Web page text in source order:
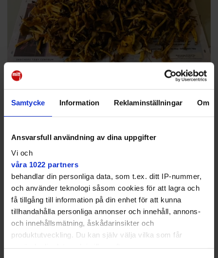
Samtycke Information Reklaminställningar Om
Ansvarsfull användning av dina uppgifter
Vi och
våra 1022 partners
behandlar din personliga data, som t.ex. ditt IP-nummer,
och använder teknologi såsom cookies för att lagra och
få tillgång till information på din enhet för att kunna
tillhandahålla personliga annonser och innehåll, annons-
och innehållsmätning, åskådarinsikter och
produktutveckling. Du kan själv välja vilka som får
En vanlig vecka plockar Oliver runt 30 liter svamp. Ofta blir det stora
mängder trattkantareller.
Oliver Bunge-Meyer
Jobbade i Dubai
I flera år har Oliver bott och jobbat i Dubai. När han
nyligen kom hem till Sverige igen kände han hur
mycket han hade saknat skogen.
När man kom hem och mamma
började göra sina